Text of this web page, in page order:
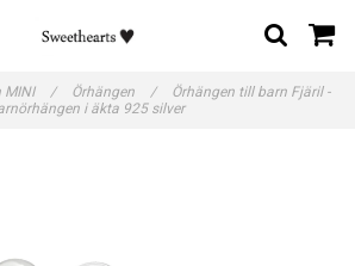
MINI / Örhängen /
Örhängen till barn Fjäril -
i äkta 925 silver